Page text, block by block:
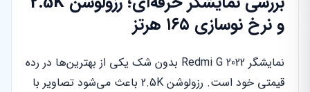
و نرخ نوسازی ۱۶۵ هرتز
نمایشگر Redmi G 2022 بدون شک یکی از بهترین‌ها در رده
قیمتی خود است. رزولوشن 2.5K باعث می‌شود تصاویر با